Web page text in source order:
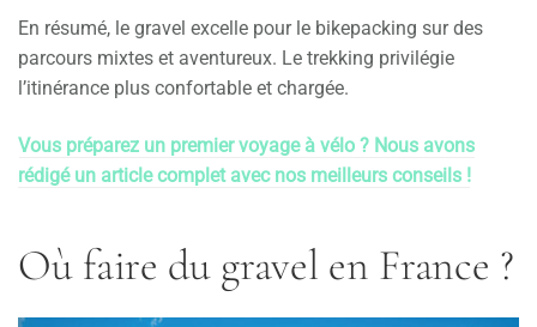
En résumé, le gravel excelle pour le bikepacking sur des
parcours mixtes et aventureux. Le trekking privilégie
l’itinérance plus confortable et chargée.
Vous préparez un premier voyage à vélo ? Nous avons
rédigé un article complet avec nos meilleurs conseils !
Où faire du gravel en France ?